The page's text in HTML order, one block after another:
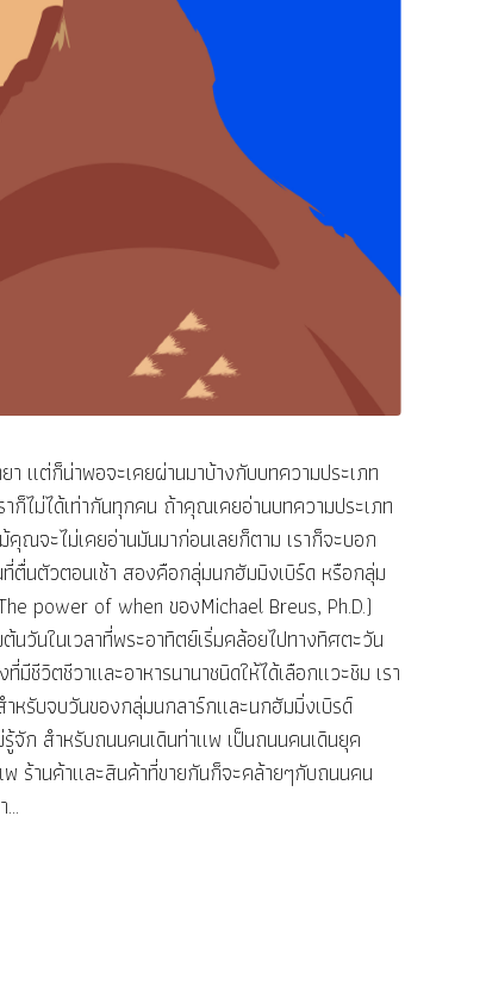
แต่ก็น่าพอจะเคยผ่านมาบ้างกับบทความประเภท
ก็ไม่ได้เท่ากันทุกคน ถ้าคุณเคยอ่านบทความประเภท
ณจะไม่เคยอ่านมันมาก่อนเลยก็ตาม เราก็จะบอก
นตัวตอนเช้า สองคือกลุ่มนกฮัมมิงเบิร์ด หรือกลุ่ม
power of when ของMichael Breus, Ph.D.)
วันในเวลาที่พระอาทิตย์เริ่มคล้อยไปทางทิศตะวัน
ชีวิตชีวาและอาหารนานาชนิดให้ได้เลือกแวะชิม เรา
หรับจบวันของกลุ่มนกลาร์กและนกฮัมมิ่งเบิรด์
รู้จัก สำหรับถนนคนเดินท่าแพ เป็นถนนคนเดินยุค
ร้านค้าและสินค้าที่ขายกันก็จะคล้ายๆกับถนนคน